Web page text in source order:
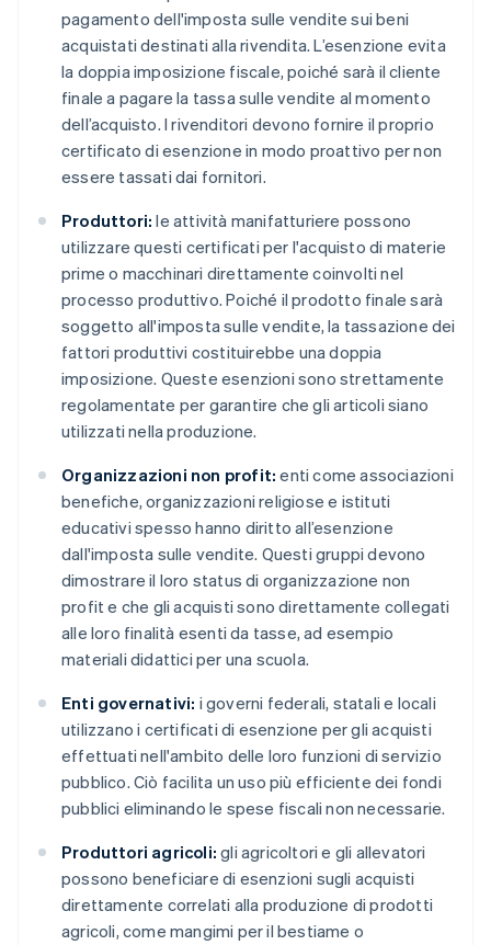
pagamento dell'imposta sulle vendite sui beni
acquistati destinati alla rivendita. L’esenzione evita
la doppia imposizione fiscale, poiché sarà il cliente
finale a pagare la tassa sulle vendite al momento
dell’acquisto. I rivenditori devono fornire il proprio
certificato di esenzione in modo proattivo per non
essere tassati dai fornitori.
Produttori: le attività manifatturiere possono
utilizzare questi certificati per l'acquisto di materie
prime o macchinari direttamente coinvolti nel
processo produttivo. Poiché il prodotto finale sarà
soggetto all'imposta sulle vendite, la tassazione dei
fattori produttivi costituirebbe una doppia
imposizione. Queste esenzioni sono strettamente
regolamentate per garantire che gli articoli siano
utilizzati nella produzione.
Organizzazioni non profit: enti come associazioni
benefiche, organizzazioni religiose e istituti
educativi spesso hanno diritto all’esenzione
dall'imposta sulle vendite. Questi gruppi devono
dimostrare il loro status di organizzazione non
profit e che gli acquisti sono direttamente collegati
alle loro finalità esenti da tasse, ad esempio
materiali didattici per una scuola.
Enti governativi: i governi federali, statali e locali
utilizzano i certificati di esenzione per gli acquisti
effettuati nell'ambito delle loro funzioni di servizio
pubblico. Ciò facilita un uso più efficiente dei fondi
pubblici eliminando le spese fiscali non necessarie.
Produttori agricoli: gli agricoltori e gli allevatori
possono beneficiare di esenzioni sugli acquisti
direttamente correlati alla produzione di prodotti
agricoli, come mangimi per il bestiame o